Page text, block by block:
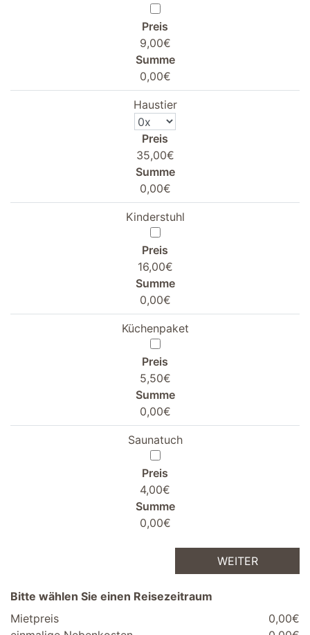
Preis
9,00€
Summe
0,00€
Haustier
Preis
35,00€
Summe
0,00€
Kinderstuhl
Preis
16,00€
Summe
0,00€
Küchenpaket
Preis
5,50€
Summe
0,00€
Saunatuch
Preis
4,00€
Summe
0,00€
WEITER
Bitte wählen Sie einen Reisezeitraum
Mietpreis
0,00€